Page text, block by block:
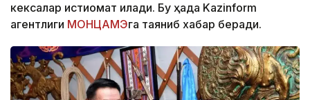
кексалар истиқомат қилади. Бу ҳақда Kazinform
агентлиги МОНЦАМЭга таяниб хабар беради.